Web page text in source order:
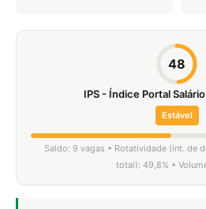
48
IPS - Índice Portal
Estável
Saldo: 9 vagas • Rotatividade (int. de
total): 49,8% •